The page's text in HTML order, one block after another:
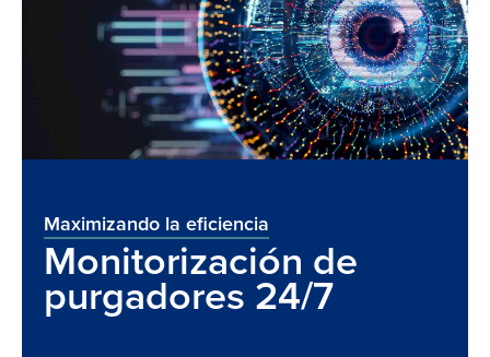
Maximizando la eficiencia
Monitorización de
purgadores 24/7